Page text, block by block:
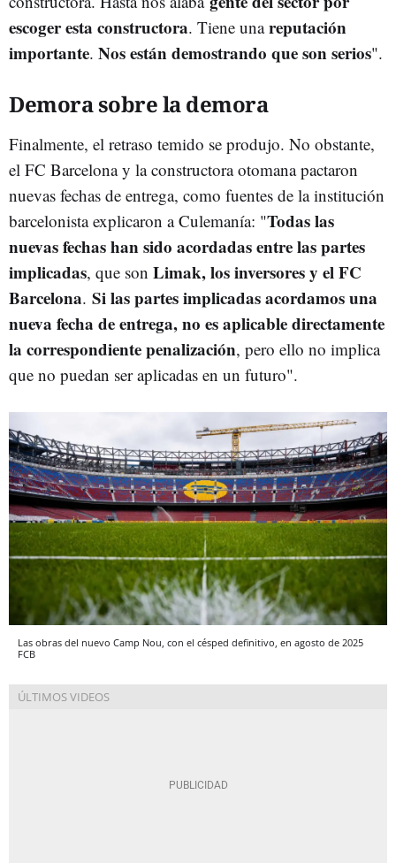
escoger esta constructora. Tiene unareputación
importante. Nos están demostrando que son serios".
Demora sobre la demora
Finalmente, el retraso temido se produjo. No obstante,
el FC Barcelona y la constructora otomana pactaron
nuevas fechas de entrega, como fuentes de la institución
barcelonista explicaron a Culemanía: "Todas las
nuevas fechas han sido acordadas entre las partes
implicadas, que son Limak, los inversores y el FC
Barcelona. Si las partes implicadas acordamos una
nueva fecha de entrega, no es aplicable directamente
la correspondiente penalización, pero ello no implica
que no puedan ser aplicadas en un futuro".
Las obras del nuevo Camp Nou, con el césped definitivo, en agosto de 2025
FCB